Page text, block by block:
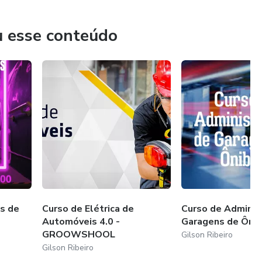
DETRAN (AUTOTRANSITO).
VEÍCULOS DE TRANSPORTE DE PRODUTOS
VEÍCULOS DE TRANSPORTE DE TRANSPORTE
VEÍCULOS DE TRANSPORTE DE TRANSPORTE
VEÍCULOS DE TRANSPORTE DE TRANSPORTE
TRANSPORTE COLETIVO DE PASSAGEIROS (SEST
conteúdo
de
Curso de Elétrica de
Automóveis 4.0 -
GROOWSHOOL
Gilson Ribeiro
Curso de
Garagens de
Gilson Ribeiro